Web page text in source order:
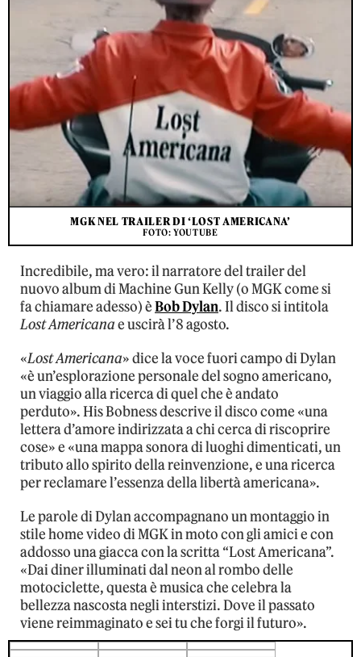
MGK NEL TRAILER DI ‘LOST AMERICANA’
FOTO: YOUTUBE
Incredibile, ma vero: il narratore del trailer del
nuovo album di Machine Gun Kelly (o MGK come si
fa chiamare adesso) èBob Dylan. Il disco si intitola
Lost Americanae uscirà l’8 agosto.
«Lost Americana» dice la voce fuori campo di Dylan
«è un’esplorazione personale del sogno americano,
un viaggio alla ricerca di quel che è andato
perduto». His Bobness descrive il disco come «una
lettera d’amore indirizzata a chi cerca di riscoprire
cose» e «una mappa sonora di luoghi dimenticati, un
tributo allo spirito della reinvenzione, e una ricerca
per reclamare l’essenza della libertà americana».
Le parole di Dylan accompagnano un montaggio in
stile home video di MGK in moto con gli amici e con
addosso una giacca con la scritta “Lost Americana”.
«Dai diner illuminati dal neon al rombo delle
motociclette, questa è musica che celebra la
bellezza nascosta negli interstizi. Dove il passato
viene reimmaginato e sei tu che forgi il futuro».